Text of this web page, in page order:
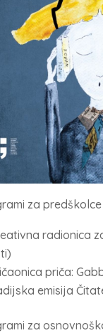
za predškolce
radionica
priča:
emisija
za